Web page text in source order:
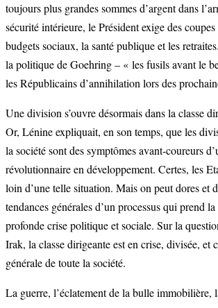
toujours plus grandes sommes d’argent dans
sécurité intérieure, le Président exige des coupes
budgets sociaux, la santé publique et les
la politique de Goehring – « les fusils avant le
les Républicains d’annihilation lors des
Une division s’ouvre désormais dans la classe
Or, Lénine expliquait, en son temps, que les
la société sont des symptômes avant-coureurs
révolutionnaire en développement. Certes, les
loin d’une telle situation. Mais on peut dores et
tendances générales d’un processus qui prend
profonde crise politique et sociale. Sur la
Irak, la classe dirigeante est en crise, divisée, et
générale de toute la société.
La guerre, l’éclatement de la bulle immobilière,